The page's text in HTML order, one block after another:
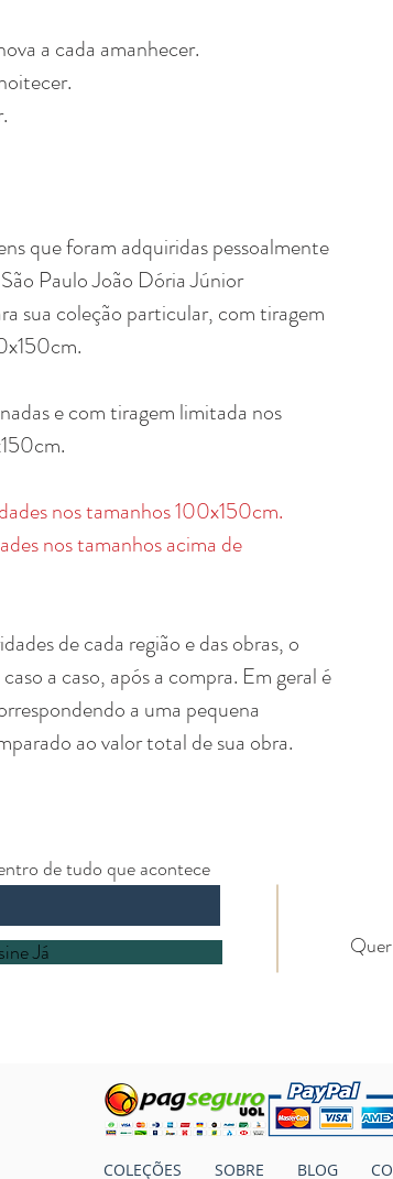
a cada amanhecer.
que foram adquiridas pessoalmente
Paulo João Dória Júnior
sua coleção particular, com tiragem
e com tiragem limitada nos
nos tamanhos 100x150cm.
nos tamanhos acima de
de cada região e das obras, o
a caso, após a compra. Em geral é
a uma pequena
ao valor total de sua obra.
de tudo que acontece
Já
COLEÇÕES SOBRE BLOG